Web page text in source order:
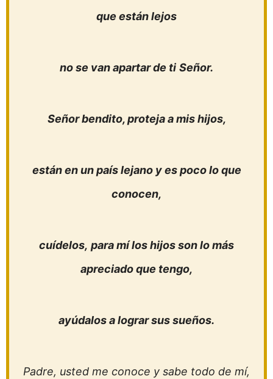
que están lejos
no se van apartar de ti Señor.
Señor bendito, proteja a mis hijos,
están en un país lejano y es poco lo que
conocen,
cuídelos, para mí los hijos son lo más
apreciado que tengo,
ayúdalos a lograr sus sueños.
Padre, usted me conoce y sabe todo de mí,